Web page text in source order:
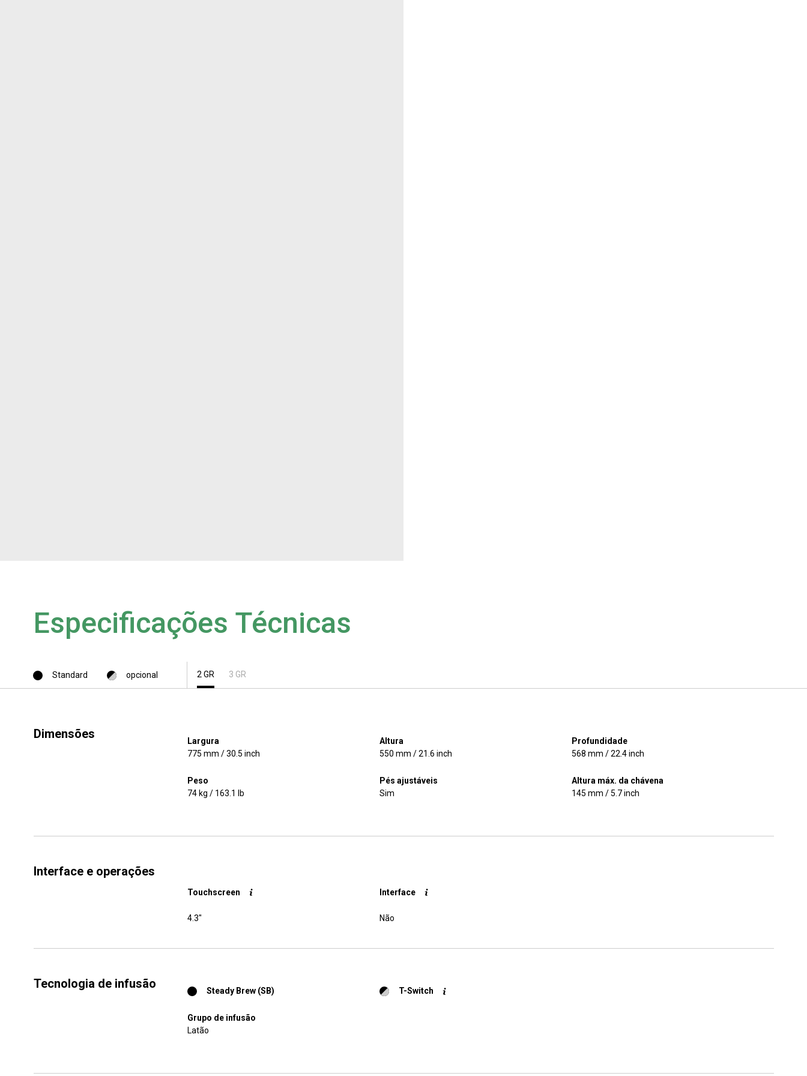
Especificações Técnicas
Standard opcional 2 GR 3 GR
Dimensões
Largura
775 mm / 30.5 inch
Altura
550 mm / 21.6 inch
Profundidade
568 mm / 22.4 inch
Peso
74 kg / 163.1 lb
Pés ajustáveis
Sim
Altura máx. da chávena
145 mm / 5.7 inch
Interface e operações
Touchscreen
4.3''
Interface
Não
Tecnologia de infusão Steady Brew (SB) T-Switch
Grupo de infusão
Latão